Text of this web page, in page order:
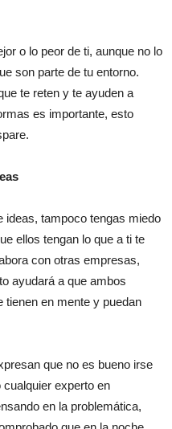
o lo peor de ti, aunque no lo
son parte de tu entorno.
te reten y te ayuden a
es importante, esto
ideas, tampoco tengas miedo
ellos tengan lo que a ti te
con otras empresas,
ayudará a que ambos
tienen en mente y puedan
que no es bueno irse
experto en
en la problemática,